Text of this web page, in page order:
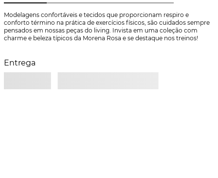
Modelagens confortáveis e tecidos que proporcionam respiro e
conforto término na prática de exercícios físicos, são cuidados sempre
pensados em nossas peças do living. Invista em uma coleção com
charme e beleza típicos da Morena Rosa e se destaque nos treinos!
Entrega